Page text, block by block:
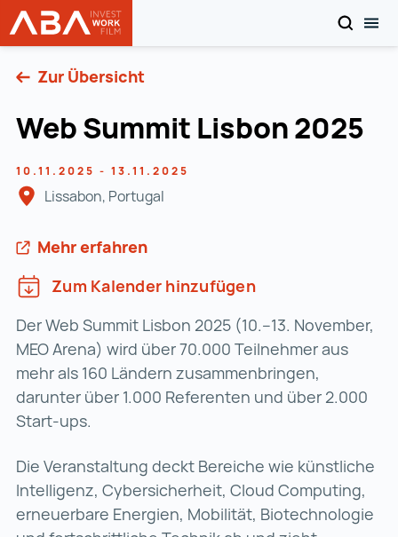
Zum Inhalt
WORK in AUSTRIA
SEARCH
Zur Übersicht
Web Summit Lisbon 2025
10.11.2025 - 13.11.2025
Lissabon, Portugal
Mehr erfahren
Zum Kalender hinzufügen
Der Web Summit Lisbon 2025 (10.–13. November,
MEO Arena) wird über 70.000 Teilnehmer aus
mehr als 160 Ländern zusammenbringen,
darunter über 1.000 Referenten und über 2.000
Start-ups.
Die Veranstaltung deckt Bereiche wie künstliche
Intelligenz, Cybersicherheit, Cloud Computing,
erneuerbare Energien, Mobilität, Biotechnologie